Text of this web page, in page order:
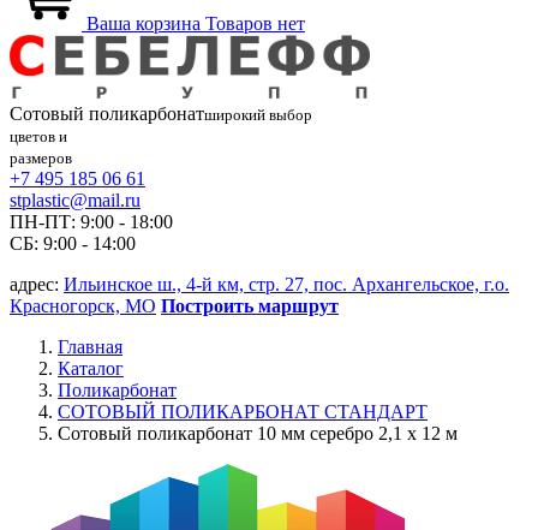
Ваша корзина Товаров нет
Сотовый поликарбонатширокий выбор
цветов и
размеров
+7 495 185 06 61
stplastic@mail.ru
ПН-ПТ: 9:00 - 18:00
СБ: 9:00 - 14:00
адрес: Ильинское ш., 4-й км, стр. 27, пос. Архангельское, г.о.
Красногорск, МО Построить маршрут
Главная
Каталог
Поликарбонат
СОТОВЫЙ ПОЛИКАРБОНАТ СТАНДАРТ
Сотовый поликарбонат 10 мм серебро 2,1 x 12 м